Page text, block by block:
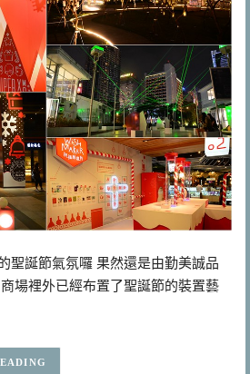
聖誕節氣氛囉 果然還是由勤美誠品
場裡外已經布置了聖誕節的裝置藝